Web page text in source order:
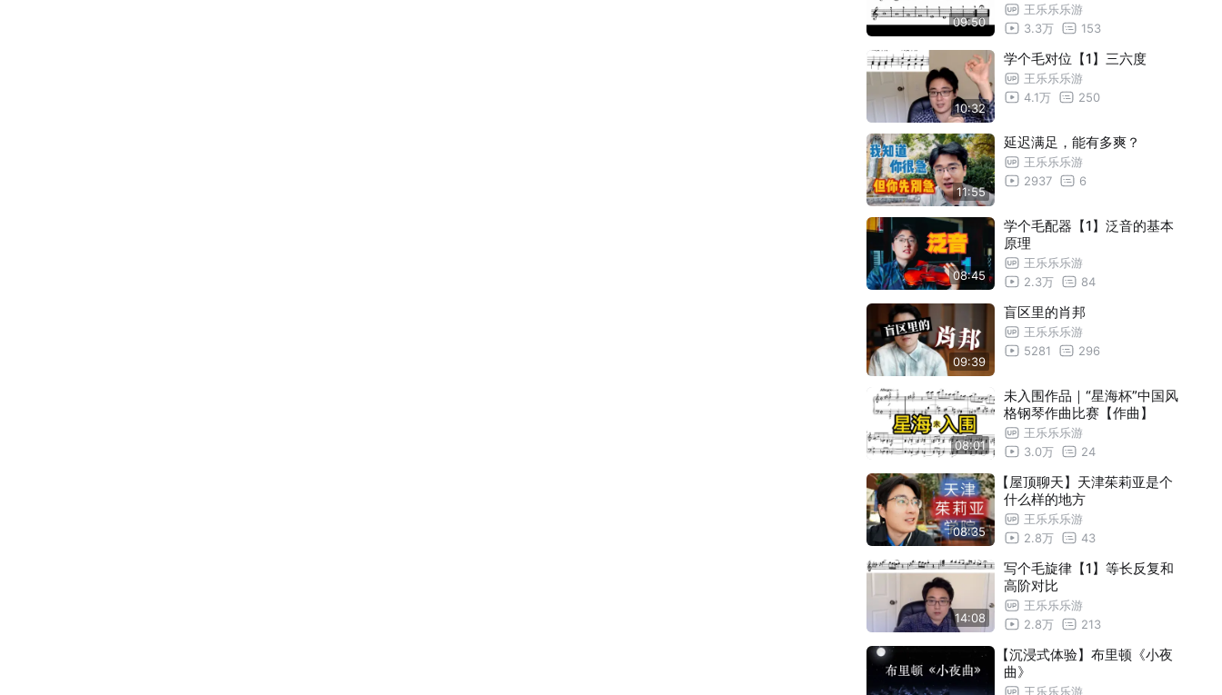
09:50
王乐乐乐游
3.3万
153
10:32
学个毛对位【1】三六度
王乐乐乐游
4.1万
250
11:55
延迟满足，能有多爽？
王乐乐乐游
2937
6
08:45
学个毛配器【1】泛音的基本
原理
王乐乐乐游
2.3万
84
09:39
盲区里的肖邦
王乐乐乐游
5281
296
08:01
未入围作品｜“星海杯”中国风
格钢琴作曲比赛【作曲】
王乐乐乐游
3.0万
24
08:35
【屋顶聊天】天津茱莉亚是个
什么样的地方
王乐乐乐游
2.8万
43
14:08
写个毛旋律【1】等长反复和
高阶对比
王乐乐乐游
2.8万
213
【沉浸式体验】布里顿《小夜
曲》
王乐乐乐游